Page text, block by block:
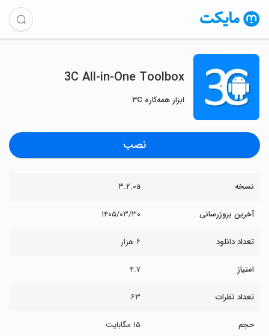
3C All-in-One Toolbox
ابزار همه‌کاره ۳C
نصب
نسخه ۳.۲.۰a
آخرین بروزرسانی ۱۴۰۵/۰۳/۳۰
تعداد دانلود ۶ هزار
امتیاز ۴.۷
تعداد نظرات ۶۳
حجم ۱۵ مگابایت